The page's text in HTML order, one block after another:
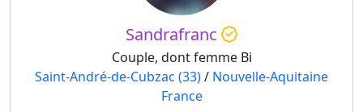
Sandrafranc
Couple, dont femme Bi
Saint-André-de-Cubzac (33)/ Nouvelle-Aquitaine
France